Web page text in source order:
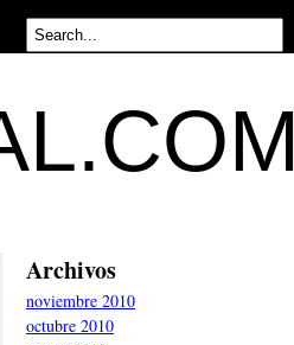
Archivos
noviembre 2010
octubre 2010